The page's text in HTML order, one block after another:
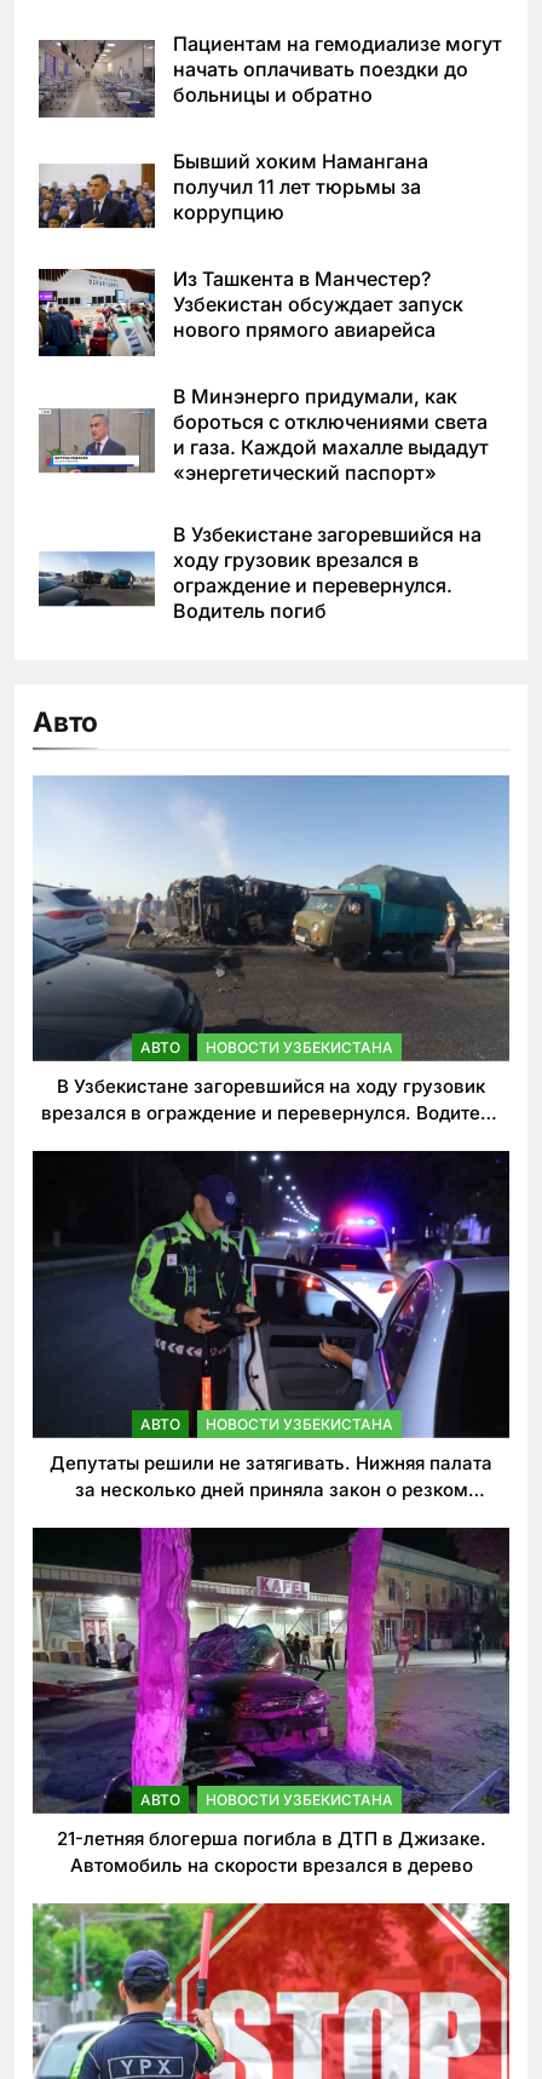
Пациентам на гемодиализе могут
начать оплачивать поездки до
больницы и обратно
Бывший хоким Намангана
получил 11 лет тюрьмы за
коррупцию
Из Ташкента в Манчестер?
Узбекистан обсуждает запуск
нового прямого авиарейса
В Минэнерго придумали, как
бороться с отключениями света
и газа. Каждой махалле выдадут
«энергетический паспорт»
В Узбекистане загоревшийся на
ходу грузовик врезался в
ограждение и перевернулся.
Водитель погиб
Авто
АВТО НОВОСТИ УЗБЕКИСТАНА
В Узбекистане загоревшийся на ходу грузовик
врезался в ограждение и перевернулся. Водитель
АВТО НОВОСТИ УЗБЕКИСТАНА
Депутаты решили не затягивать. Нижняя палата
за несколько дней приняла закон о резком
АВТО НОВОСТИ УЗБЕКИСТАНА
21-летняя блогерша погибла в ДТП в Джизаке.
Автомобиль на скорости врезался в дерево